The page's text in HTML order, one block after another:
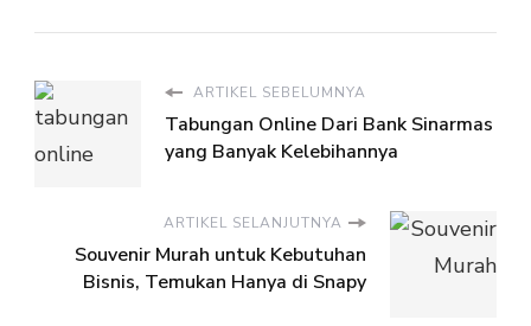
ARTIKEL SEBELUMNYA
Tabungan Online Dari Bank Sinarmas
yang Banyak Kelebihannya
ARTIKEL SELANJUTNYA
Souvenir Murah untuk Kebutuhan
Bisnis, Temukan Hanya di Snapy